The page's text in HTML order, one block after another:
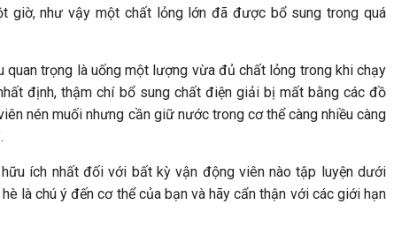
giờ, như vậy một chất lỏng lớn đã được bổ sung trong quá
quan trọng là uống một lượng vừa đủ chất lỏng trong khi chạy
định, thậm chí bổ sung chất điện giải bị mất bằng các đồ
nén muối nhưng cần giữ nước trong cơ thể càng nhiều càng
hữu ích nhất đối với bất kỳ vận động viên nào tập luyện dưới
là chú ý đến cơ thể của bạn và hãy cẩn thận với các giới hạn